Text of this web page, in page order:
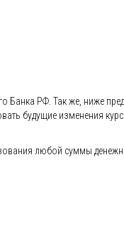
РФ. Так же, ниже
будущие изменения
любой суммы